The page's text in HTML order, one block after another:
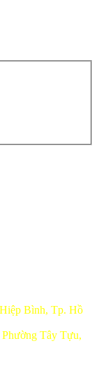
Bình, Tp. Hồ
Tây Tựu,